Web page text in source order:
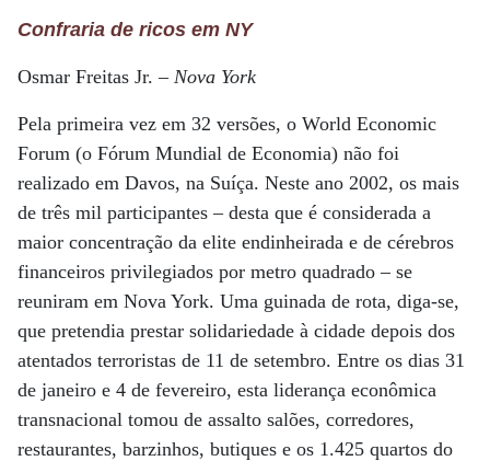
Confraria de ricos em NY
Osmar Freitas Jr. – Nova York
Pela primeira vez em 32 versões, o World Economic
Forum (o Fórum Mundial de Economia) não foi
realizado em Davos, na Suíça. Neste ano 2002, os mais
de três mil participantes – desta que é considerada a
maior concentração da elite endinheirada e de cérebros
financeiros privilegiados por metro quadrado – se
reuniram em Nova York. Uma guinada de rota, diga-se,
que pretendia prestar solidariedade à cidade depois dos
atentados terroristas de 11 de setembro. Entre os dias 31
de janeiro e 4 de fevereiro, esta liderança econômica
transnacional tomou de assalto salões, corredores,
restaurantes, barzinhos, butiques e os 1.425 quartos do